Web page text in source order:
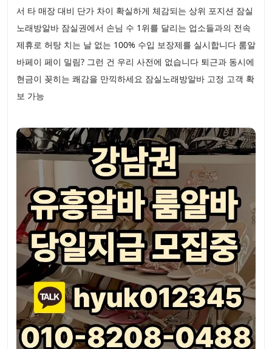
서 타 매장 대비 단가 차이 확실하게 체감되는 상위 포지션 잠실
노래방알바 잠실권에서 손님 수 1위를 달리는 업소들과의 전속
제휴로 허탕 치는 날 없는 100% 수입 보장제를 실시합니다 룸알
바페이 페이 밀림? 그런 건 우리 사전에 없습니다 퇴근과 동시에
현금이 꽂히는 쾌감을 만끽하세요 잠실노래방알바 고정 고객 확
보 가능